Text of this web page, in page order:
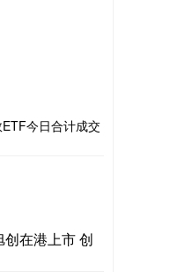
今日合计成交
在港上市 创